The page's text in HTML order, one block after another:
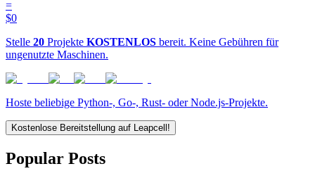
=
$0
Stelle 20 Projekte KOSTENLOS bereit. Keine Gebühren für
ungenutzte Maschinen.
Hoste beliebige Python-, Go-, Rust- oder Node.js-Projekte.
Kostenlose Bereitstellung auf Leapcell!
Popular Posts